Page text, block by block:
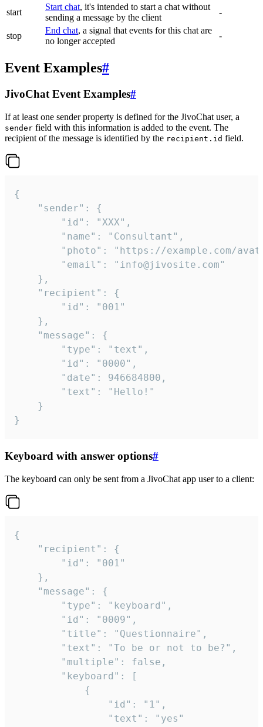
start
Start chat, it's intended to start a chat without
sending a message by the client
-
stop
End chat, a signal that events for this chat are
no longer accepted
-
Event Examples#
JivoChat Event Examples#
If at least one sender property is defined for the JivoChat user, a
sender field with this information is added to the event. The
recipient of the message is identified by the recipient.id field.
{
}
Keyboard with answer options#
The keyboard can only be sent from a JivoChat app user to a client:
{